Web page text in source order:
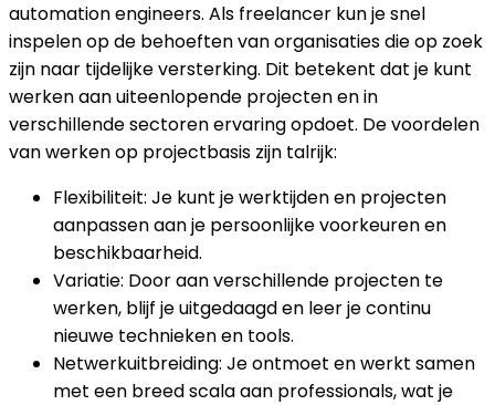
automation engineers. Als freelancer kun je snel
inspelen op de behoeften van organisaties die op zoek
zijn naar tijdelijke versterking. Dit betekent dat je kunt
werken aan uiteenlopende projecten en in
verschillende sectoren ervaring opdoet. De voordelen
van werken op projectbasis zijn talrijk:
Flexibiliteit: Je kunt je werktijden en projecten
aanpassen aan je persoonlijke voorkeuren en
beschikbaarheid.
Variatie: Door aan verschillende projecten te
werken, blijf je uitgedaagd en leer je continu
nieuwe technieken en tools.
Netwerkuitbreiding: Je ontmoet en werkt samen
met een breed scala aan professionals, wat je